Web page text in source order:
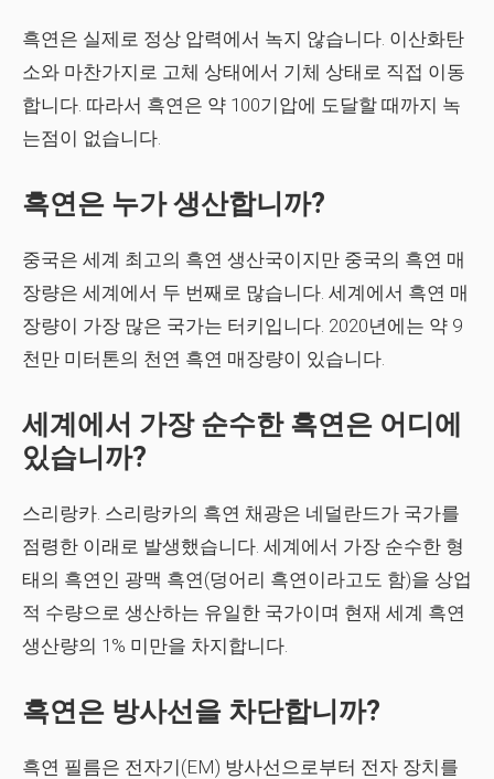
흑연은 실제로 정상 압력에서 녹지 않습니다. 이산화탄
소와 마찬가지로 고체 상태에서 기체 상태로 직접 이동
합니다. 따라서 흑연은 약 100기압에 도달할 때까지 녹
는점이 없습니다.
흑연은 누가 생산합니까?
중국은 세계 최고의 흑연 생산국이지만 중국의 흑연 매
장량은 세계에서 두 번째로 많습니다. 세계에서 흑연 매
장량이 가장 많은 국가는 터키입니다. 2020년에는 약 9
천만 미터톤의 천연 흑연 매장량이 있습니다.
세계에서 가장 순수한 흑연은 어디에
있습니까?
스리랑카. 스리랑카의 흑연 채광은 네덜란드가 국가를
점령한 이래로 발생했습니다. 세계에서 가장 순수한 형
태의 흑연인 광맥 흑연(덩어리 흑연이라고도 함)을 상업
적 수량으로 생산하는 유일한 국가이며 현재 세계 흑연
생산량의 1% 미만을 차지합니다.
흑연은 방사선을 차단합니까?
흑연 필름은 전자기(EM) 방사선으로부터 전자 장치를